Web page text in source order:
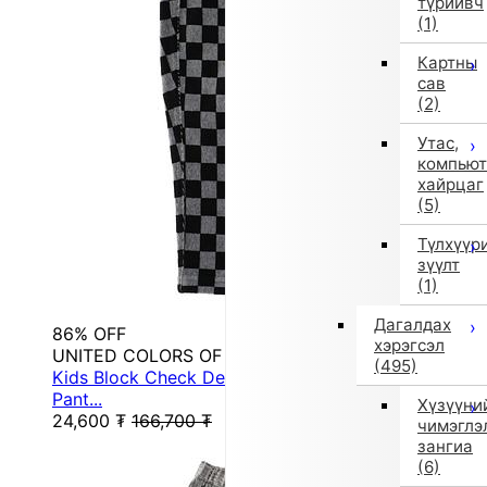
(1)
Картны
сав
(2)
Утас,
хайрцаг
(5)
зүүлт
(1)
Дагалдах
хэрэгсэл
(495)
зангиа
(6)
86% OFF
UNITED COLORS OF BENETTON.
Kids Block Check Decorative Button Brushed
Pant...
24,600 ₮ 166,700 ₮